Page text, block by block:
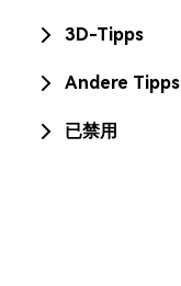
3D-Tipps
Andere Tipps
已禁用